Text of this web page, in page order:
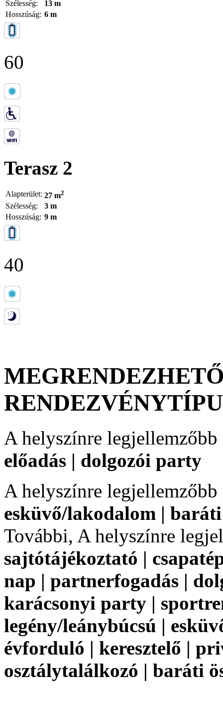
Szélesség:
13 m
Hosszúság: 6 m
60
Terasz 2
Alapterület: 27 m2
Szélesség:
3 m
Hosszúság: 9 m
40
A helyszínre
előadás | dolgozói party
A helyszínre
esküvő/lakodalom | baráti
További, A helyszínre
sajtótájékoztató |
nap | partnerfogadás |
karácsonyi party |
legény/leánybúcsú |
évforduló | keresztelő |
osztálytalálkozó | baráti